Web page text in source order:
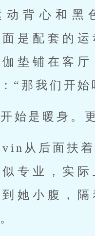
动背心和黑
是配套的运
垫铺在客厅
“那我们开始
始是暖身。
专业，实际
她小腹，隔